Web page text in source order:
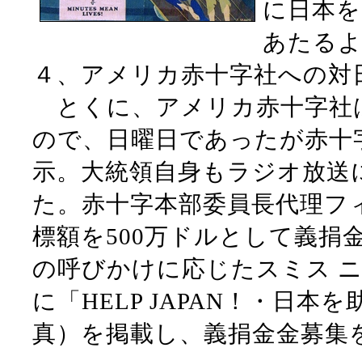
に日本
あたる
４、アメリカ赤十字社への
とくに、アメリカ赤十字社
ので、日曜日であったが赤
示。大統領自身もラジオ放
た。赤十字本部委員長代理
標額を500万ドルとして義捐
の呼びかけに応じたスミス
に「HELP JAPAN！・日本
真）を掲載し、義捐金金募